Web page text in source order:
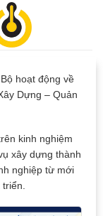
hoạt động về
Dựng – Quản
kinh nghiệm
xây dựng thành
nghiệp từ mới